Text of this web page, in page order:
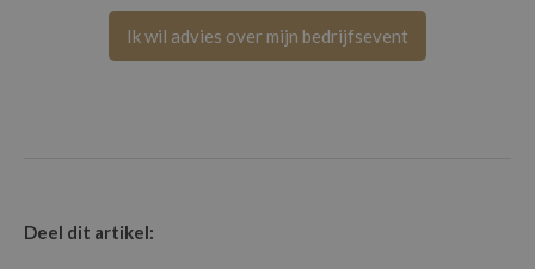
Ik wil advies over mijn bedrijfsevent
Deel dit artikel: